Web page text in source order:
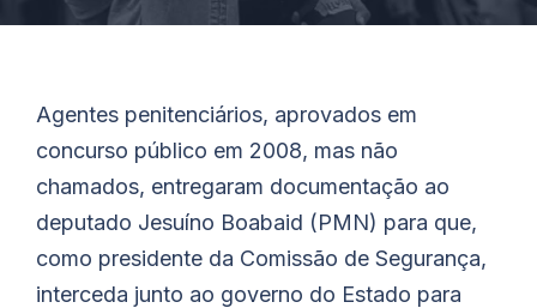
Agentes penitenciários, aprovados em
concurso público em 2008, mas não
chamados, entregaram documentação ao
deputado Jesuíno Boabaid (PMN) para que,
como presidente da Comissão de Segurança,
interceda junto ao governo do Estado para